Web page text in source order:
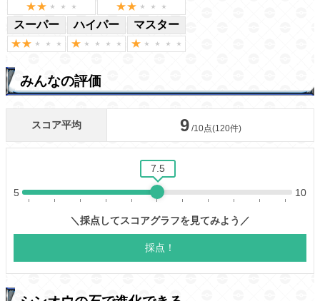
スーパー ハイパー マスター
みんなの評価